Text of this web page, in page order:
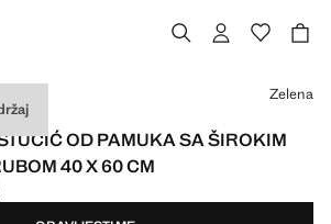
OD PAMUKA SA ŠIROKIM
40 X 60 CM
[25,99 € ]
€ ]
Zelena